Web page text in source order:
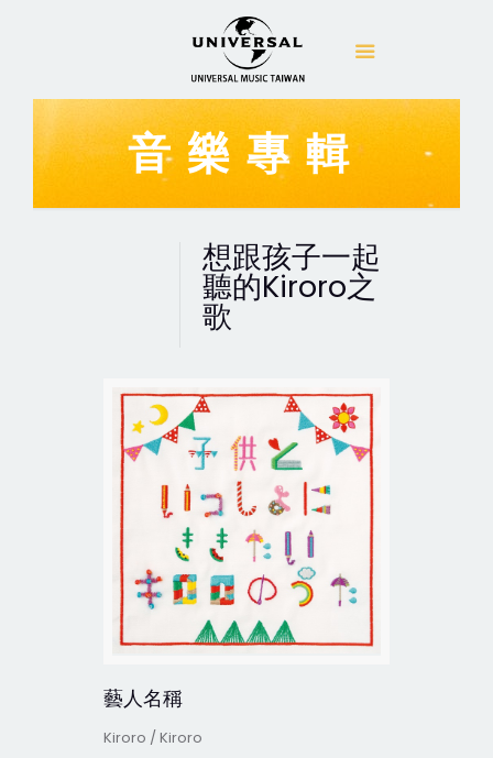
音樂專輯
想跟孩子一起
聽的Kiroro之
歌
藝人名稱
Kiroro / Kiroro